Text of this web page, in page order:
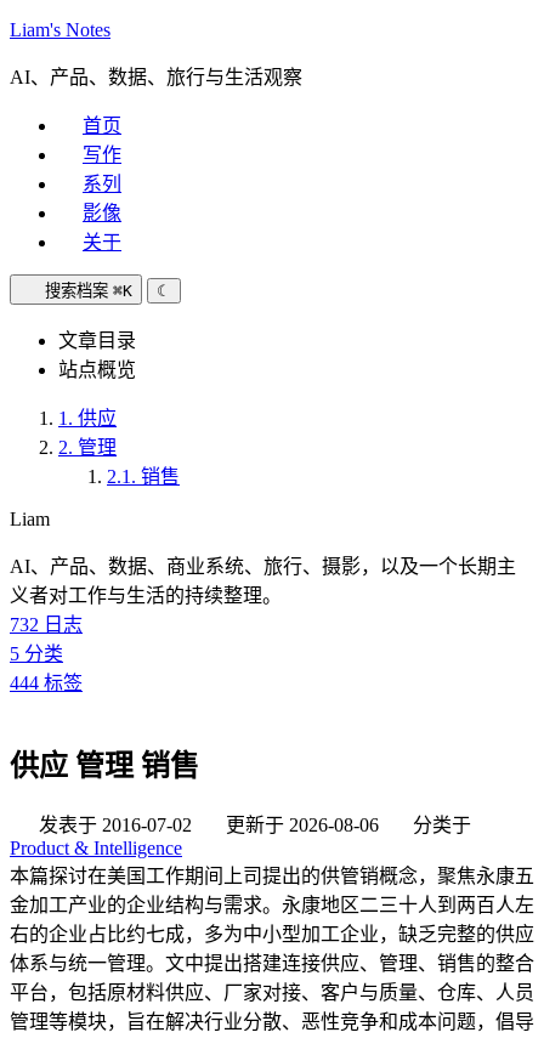
Liam's Notes
AI、产品、数据、旅行与生活观察
首页
写作
系列
影像
关于
搜索档案 ⌘K ☾
文章目录
站点概览
1. 供应
2. 管理
2.1. 销售
Liam
AI、产品、数据、商业系统、旅行、摄影，以及一个长期主
义者对工作与生活的持续整理。
732 日志
5 分类
444 标签
供应 管理 销售
发表于 2016-07-02 更新于 2026-08-06
分类于
Product & Intelligence
本篇探讨在美国工作期间上司提出的供管销概念，聚焦永康五
金加工产业的企业结构与需求。永康地区二三十人到两百人左
右的企业占比约七成，多为中小型加工企业，缺乏完整的供应
体系与统一管理。文中提出搭建连接供应、管理、销售的整合
平台，包括原材料供应、厂家对接、客户与质量、仓库、人员
管理等模块，旨在解决行业分散、恶性竞争和成本问题，倡导